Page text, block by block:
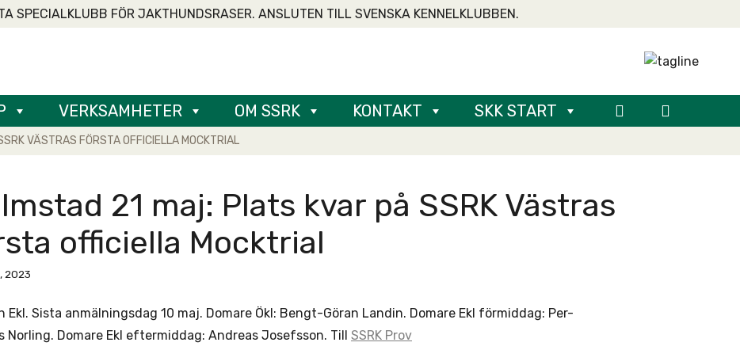
SPECIALKLUBB FÖR JAKTHUNDSRASER. ANSLUTEN TILL SVENSKA KENNELKLUBBEN.
VERKSAMHETER OM SSRK KONTAKT SKK START
VÄSTRAS FÖRSTA OFFICIELLA MOCKTRIAL
21 maj: Plats kvar på SSRK Västras
officiella Mocktrial
2023
Ekl. Sista anmälningsdag 10 maj. Domare Ökl: Bengt-Göran Landin. Domare Ekl förmiddag: Per-
Norling. Domare Ekl eftermiddag: Andreas Josefsson. Till SSRK Prov